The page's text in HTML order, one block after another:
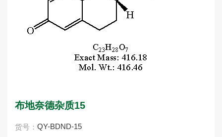
布地奈德杂质15
货号： QY-BDND-15